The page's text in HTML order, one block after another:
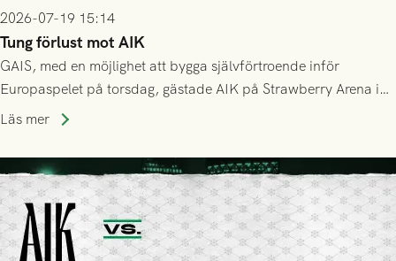
2026-07-19 15:14
Tung förlust mot AIK
GAIS, med en möjlighet att bygga självförtroende inför
Europaspelet på torsdag, gästade AIK på Strawberry Arena i
Stockholm . Men trots konstant hotande i första halvlek av
lyckades få in 2-0.
Läs mer